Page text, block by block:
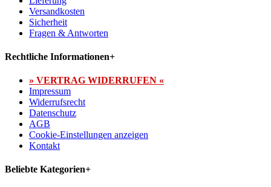
Versandkosten
Sicherheit
Fragen & Antworten
Rechtliche Informationen+
» VERTRAG WIDERRUFEN «
Impressum
Widerrufsrecht
Datenschutz
AGB
Cookie-Einstellungen anzeigen
Kontakt
Beliebte Kategorien+